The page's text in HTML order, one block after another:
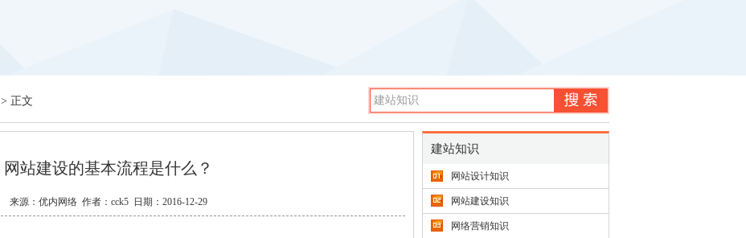
> 正文
建站知识
网站设计知识
网站建设知识
网络营销知识
网站建设的基本流程是什么？
来源： 优内网络作者：cck5 日期：2016-12-29